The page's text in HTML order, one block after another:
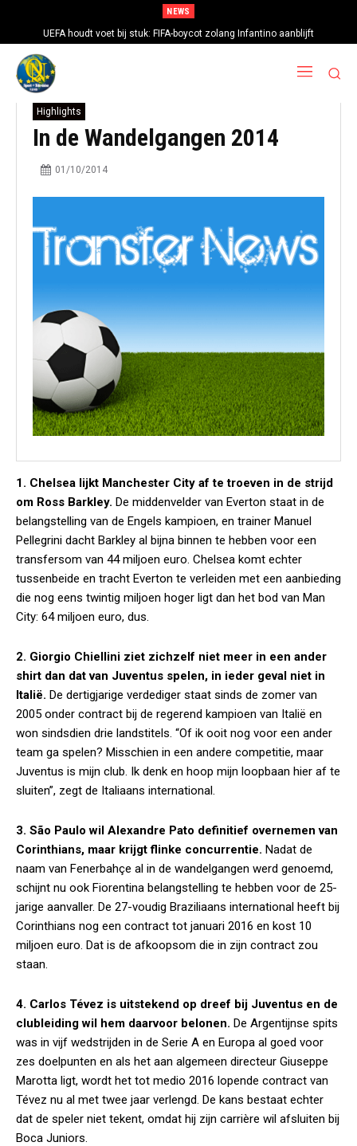
NEWS
UEFA houdt voet bij stuk: FIFA-boycot zolang Infantino aanblijft
Highlights
In de Wandelgangen 2014
01/10/2014
1. Chelsea lijkt Manchester City af te troeven in de strijd
om Ross Barkley. De middenvelder van Everton staat in de
belangstelling van de Engels kampioen, en trainer Manuel
Pellegrini dacht Barkley al bijna binnen te hebben voor een
transfersom van 44 miljoen euro. Chelsea komt echter
tussenbeide en tracht Everton te verleiden met een aanbieding
die nog eens twintig miljoen hoger ligt dan het bod van Man
City: 64 miljoen euro, dus.
2. Giorgio Chiellini ziet zichzelf niet meer in een ander
shirt dan dat van Juventus spelen, in ieder geval niet in
Italië. De dertigjarige verdediger staat sinds de zomer van
2005 onder contract bij de regerend kampioen van Italië en
won sindsdien drie landstitels. “Of ik ooit nog voor een ander
team ga spelen? Misschien in een andere competitie, maar
Juventus is mijn club. Ik denk en hoop mijn loopbaan hier af te
sluiten”, zegt de Italiaans international.
3. São Paulo wil Alexandre Pato definitief overnemen van
Corinthians, maar krijgt flinke concurrentie. Nadat de
naam van Fenerbahçe al in de wandelgangen werd genoemd,
schijnt nu ook Fiorentina belangstelling te hebben voor de 25-
jarige aanvaller. De 27-voudig Braziliaans international heeft bij
Corinthians nog een contract tot januari 2016 en kost 10
miljoen euro. Dat is de afkoopsom die in zijn contract zou
staan.
4. Carlos Tévez is uitstekend op dreef bij Juventus en de
clubleiding wil hem daarvoor belonen. De Argentijnse spits
was in vijf wedstrijden in de Serie A en Europa al goed voor
zes doelpunten en als het aan algemeen directeur Giuseppe
Marotta ligt, wordt het tot medio 2016 lopende contract van
Tévez nu al met twee jaar verlengd. De kans bestaat echter
dat de speler niet tekent, omdat hij zijn carrière wil afsluiten bij
Boca Juniors.